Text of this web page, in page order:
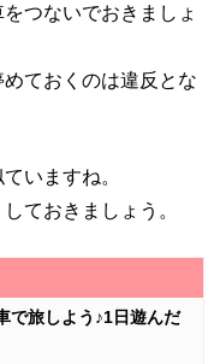
つないでおきましょ
ておくのは違反とな
いますね。
ておきましょう。
で旅しよう♪1日遊んだ